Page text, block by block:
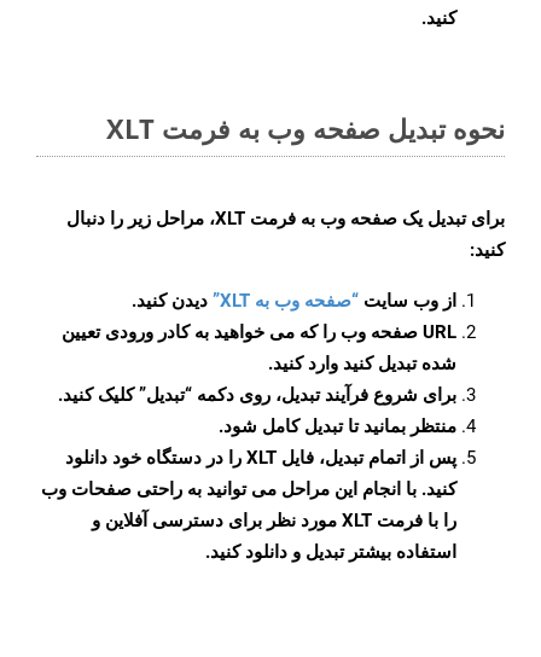
کنید.
نحوه تبدیل صفحه وب به فرمت XLT
برای تبدیل یک صفحه وب به فرمت XLT، مراحل زیر را دنبال
کنید:
از وب سایت “صفحه وب به XLT”
دیدن کنید.
URL صفحه وب را که می خواهید به کادر ورودی تعیین
شده تبدیل کنید وارد کنید.
برای شروع فرآیند تبدیل، روی دکمه “تبدیل” کلیک کنید.
منتظر بمانید تا تبدیل کامل شود.
پس از اتمام تبدیل، فایل XLT را در دستگاه خود دانلود
کنید. با انجام این مراحل می توانید به راحتی صفحات وب
را با فرمت XLT مورد نظر برای دسترسی آفلاین و
استفاده بیشتر تبدیل و دانلود کنید.